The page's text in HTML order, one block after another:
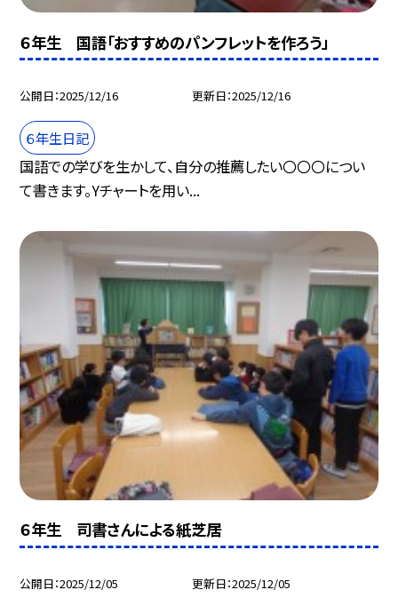
６年生 国語「おすすめのパンフレットを作ろう」
公開日 2025/12/16 更新日 2025/12/16
６年生日記
国語での学びを生かして、自分の推薦したい〇〇〇につい
て書きます。Yチャートを用い...
６年生 司書さんによる紙芝居
公開日 2025/12/05 更新日 2025/12/05